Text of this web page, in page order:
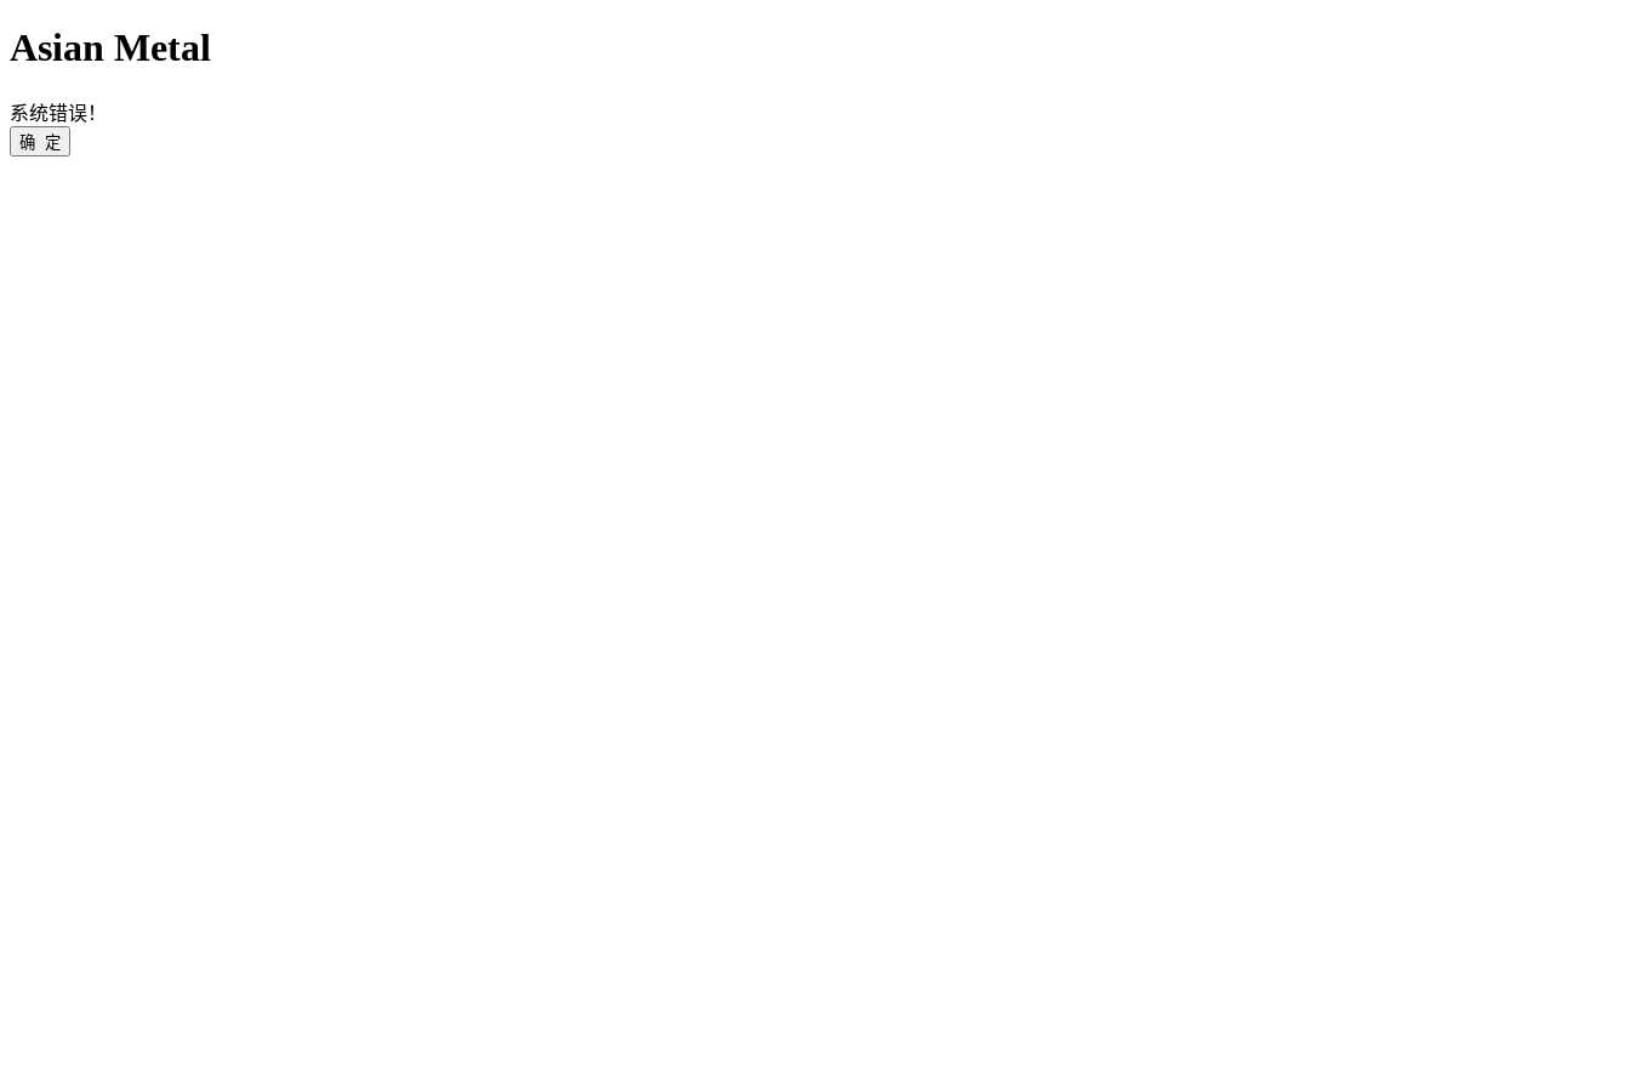
Asian Metal
系统错误！